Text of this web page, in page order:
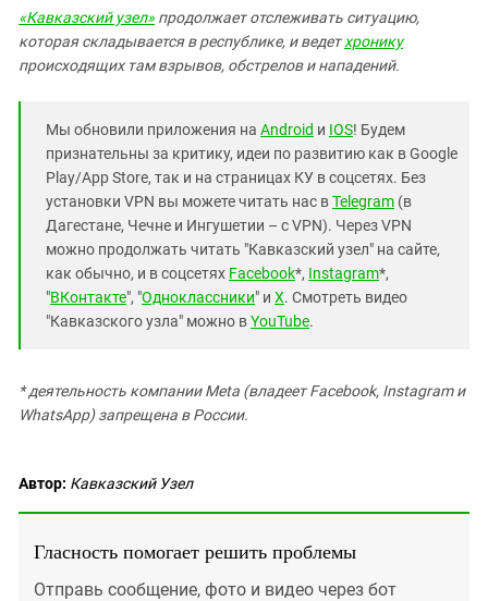
«Кавказский узел» продолжает отслеживать ситуацию,
которая складывается в республике, и ведетхронику
происходящих там взрывов, обстрелов и нападений.
Мы обновили приложения на Android и IOS! Будем
признательны за критику, идеи по развитию как в Google
Play/App Store, так и на страницах КУ в соцсетях. Без
установки VPN вы можете читать нас вTelegram (в
Дагестане, Чечне и Ингушетии – с VPN). Через VPN
можно продолжать читать "Кавказский узел" на сайте,
как обычно, и в соцсетях Facebook*, Instagram*,
"ВКонтакте", "Одноклассники" и X. Смотреть видео
"Кавказского узла" можно вYouTube.
* деятельность компании Meta (владеет Facebook, Instagram и
WhatsApp) запрещена в России.
Автор: Кавказский Узел
Гласность помогает решить проблемы
Отправь сообщение, фото и видео через бот